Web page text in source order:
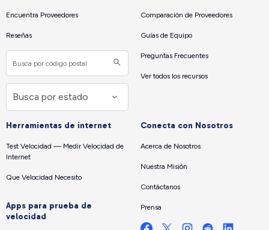
Encuentra Proveedores
Reseñas
Comparación de Proveedores
Guías de Equipo
Preguntas Frecuentes
Ver todos los recursos
Herramientas de internet
Test Velocidad — Medir Velocidad de
Internet
Que Velocidad Necesito
Apps para prueba de
velocidad
Conecta con Nosotros
Acerca de Nosotros
Nuestra Misión
Contáctanos
Prensa